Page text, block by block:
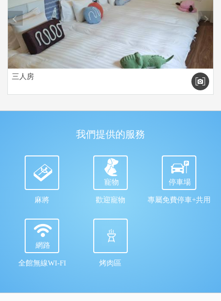
prev next
三人房
我們提供的服務
麻將
寵物
歡迎寵物
停車場
專屬免費停車+共用
網路
全館無線WI-FI 烤肉區